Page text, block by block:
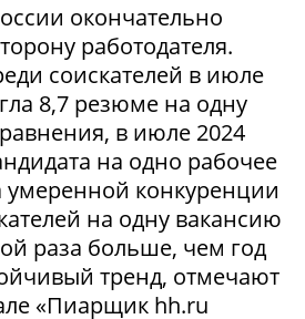
окончательно
работодателя.
соискателей в июле
8,7 резюме на одну
в июле 2024
на одно рабочее
конкуренции
на одну вакансию
раза больше, чем год
тренд, отмечают
«Пиарщик hh.ru